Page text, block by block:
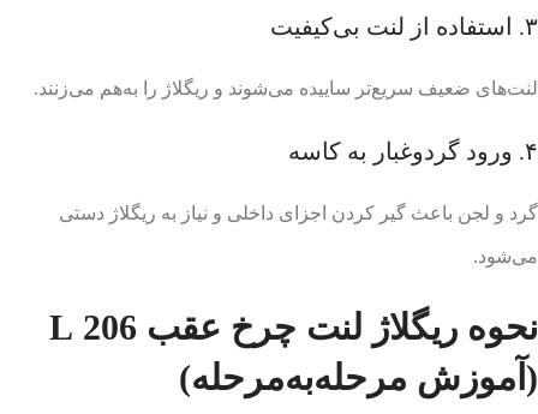
۳. استفاده از لنت بی‌کیفیت
لنت‌های ضعیف سریع‌تر ساییده می‌شوند و ریگلاژ را به‌هم می‌زنند.
۴. ورود گردوغبار به کاسه
گرد و لجن باعث گیر کردن اجزای داخلی و نیاز به ریگلاژ دستی
می‌شود.
نحوه ریگلاژ لنت چرخ عقب 206 L
(آموزش مرحله‌به‌مرحله)